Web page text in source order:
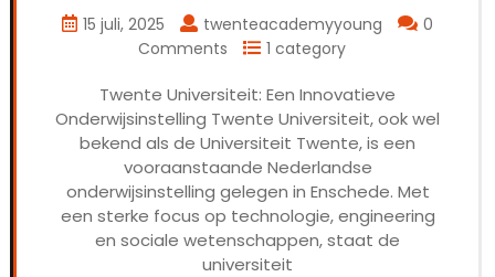
15 juli, 2025 twenteacademyyoung
0
Comments
1 category
Twente Universiteit: Een Innovatieve
Onderwijsinstelling Twente Universiteit, ook wel
bekend als de Universiteit Twente, is een
vooraanstaande Nederlandse
onderwijsinstelling gelegen in Enschede. Met
een sterke focus op technologie, engineering
en sociale wetenschappen, staat de
universiteit